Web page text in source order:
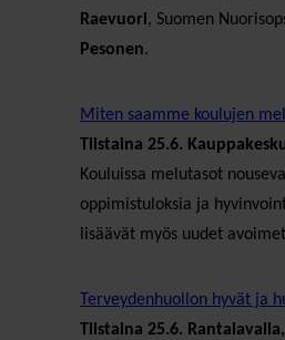
Raevuori, Suomen
Pesonen.
Miten saamme koulujen
Tiistaina 25.6.
Kouluissa melutasot
oppimistuloksia ja
lisäävät myös uudet
Terveydenhuollon hyvät ja
Tiistaina 25.6.